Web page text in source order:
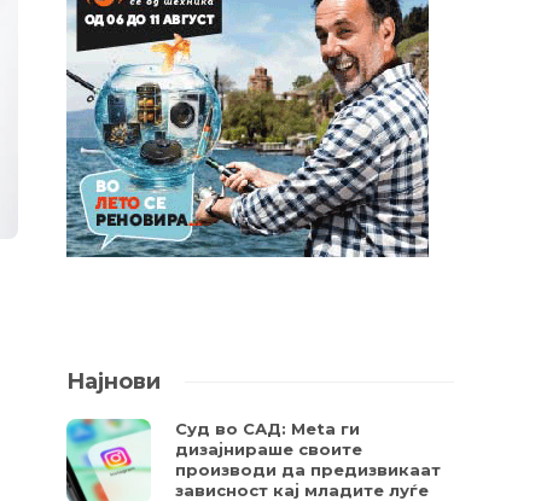
Најнови
Суд во САД: Meta ги
дизајнираше своите
производи да предизвикаат
зависност кај младите луѓе